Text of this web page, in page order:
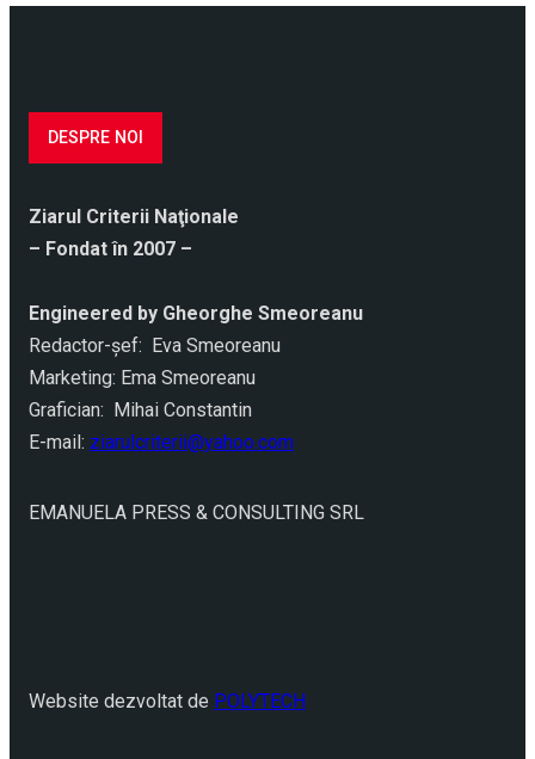
DESPRE NOI
Ziarul Criterii Naţionale
– Fondat în 2007 –
Engineered by Gheorghe Smeoreanu
Redactor-şef: Eva Smeoreanu
Marketing: Ema Smeoreanu
Grafician: Mihai Constantin
E-mail: ziarulcriterii@yahoo.com
EMANUELA PRESS & CONSULTING SRL
Website dezvoltat de POLYTECH